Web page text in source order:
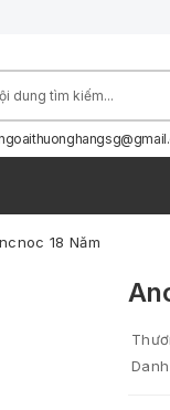
18 Năm